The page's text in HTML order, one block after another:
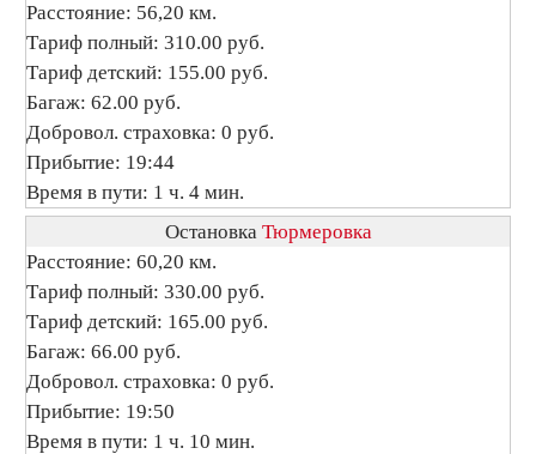
Расстояние: 56,20 км.
Тариф полный: 310.00 руб.
Тариф детский: 155.00 руб.
Багаж: 62.00 руб.
Добровол. страховка: 0 руб.
Прибытие: 19:44
Время в пути: 1 ч. 4 мин.
Остановка Тюрмеровка
Расстояние: 60,20 км.
Тариф полный: 330.00 руб.
Тариф детский: 165.00 руб.
Багаж: 66.00 руб.
Добровол. страховка: 0 руб.
Прибытие: 19:50
Время в пути: 1 ч. 10 мин.